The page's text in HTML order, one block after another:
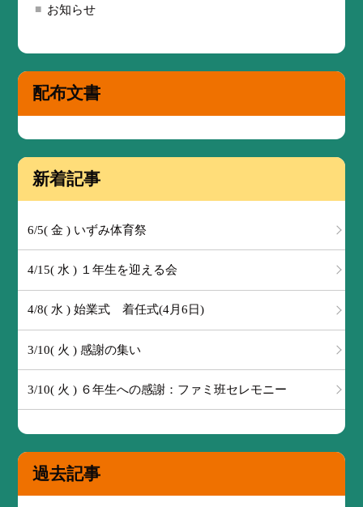
お知らせ
配布文書
新着記事
6/5( 金 ) いずみ体育祭
4/15( 水 ) １年生を迎える会
4/8( 水 ) 始業式 着任式(4月6日)
3/10( 火 ) 感謝の集い
3/10( 火 ) ６年生への感謝：ファミ班セレモニー
過去記事